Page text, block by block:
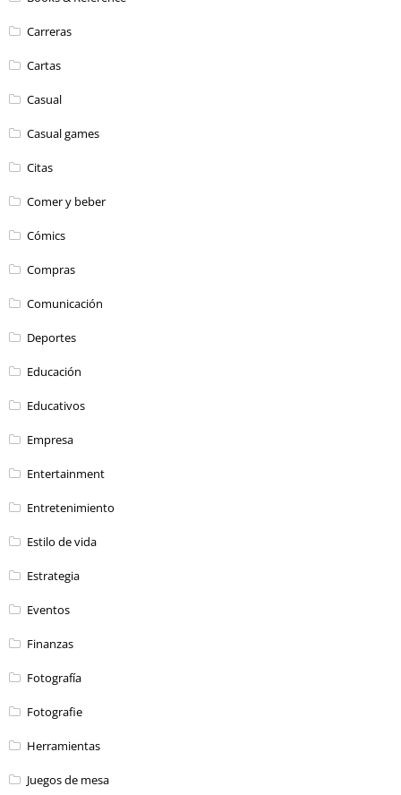
Carreras
Cartas
Casual
Casual games
Citas
Comer y beber
Cómics
Compras
Comunicación
Deportes
Educación
Educativos
Empresa
Entertainment
Entretenimiento
Estilo de vida
Estrategia
Eventos
Finanzas
Fotografía
Fotografie
Herramientas
Juegos de mesa